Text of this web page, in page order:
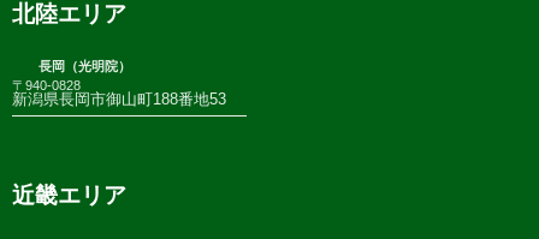
北陸エリア
長岡（光明院）
〒940-0828
新潟県長岡市御山町188番地53
近畿エリア